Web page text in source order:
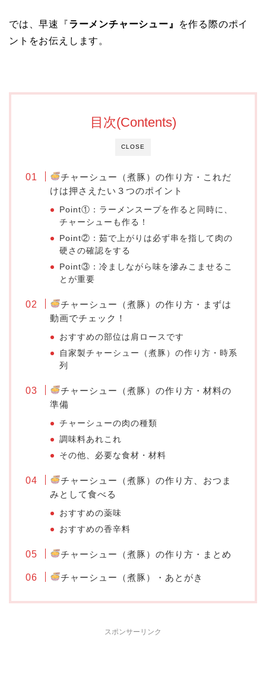
では、早速『ラーメンチャーシュー』
を作る際のポイ
ントをお伝えします。
CLOSE
目次(Contents)
チャーシュー（煮豚）の作り方・これだ
けは押さえたい３つのポイント
Point①：ラーメンスープを作ると同時に、
チャーシューも作る！
Point②：茹で上がりは必ず串を指して肉の
硬さの確認をする
Point③：冷ましながら味を滲みこませるこ
とが重要
チャーシュー（煮豚）の作り方・まずは
動画でチェック！
おすすめの部位は肩ロースです
自家製チャーシュー（煮豚）の作り方・時系
列
チャーシュー（煮豚）の作り方・材料の
準備
チャーシューの肉の種類
調味料あれこれ
その他、必要な食材・材料
チャーシュー（煮豚）の作り方、おつま
みとして食べる
おすすめの薬味
おすすめの香辛料
チャーシュー（煮豚）の作り方・まとめ
チャーシュー（煮豚）・あとがき
スポンサーリンク